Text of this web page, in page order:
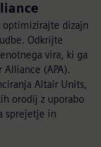
dizajn
Odkrijte
vira, ki ga
(APA).
Altair Units,
orodij z uporabo
sprejetje in